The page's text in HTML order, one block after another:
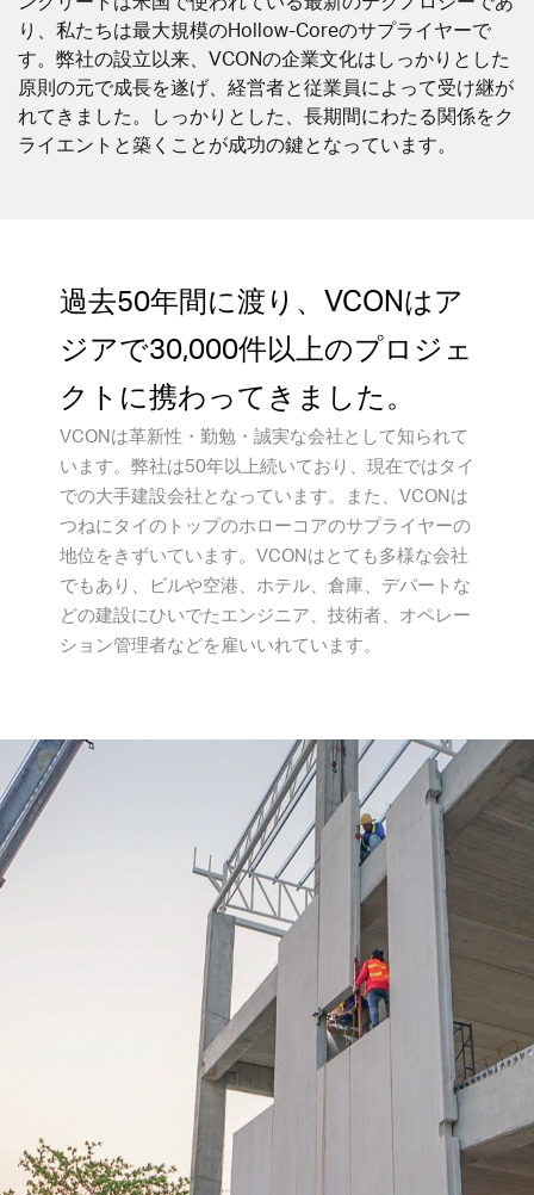
り、私たちは最大規模のHollow-Coreのサプライヤーで
す。弊社の設立以来、VCONの企業文化はしっかりとした
原則の元で成長を遂げ、経営者と従業員によって受け継が
れてきました。しっかりとした、長期間にわたる関係をク
ライエントと築くことが成功の鍵となっています。
過去50年間に渡り、VCONはア
ジアで30,000件以上のプロジェ
クトに携わってきました。
VCONは革新性・勤勉・誠実な会社として知られて
います。弊社は50年以上続いており、現在ではタイ
での大手建設会社となっています。また、VCONは
つねにタイのトップのホローコアのサプライヤーの
地位をきずいています。VCONはとても多様な会社
でもあり、ビルや空港、ホテル、倉庫、デパートな
どの建設にひいでたエンジニア、技術者、オペレー
ション管理者などを雇いいれています。